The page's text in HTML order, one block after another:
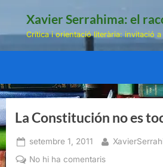
Xavier Serrahima: el
Crítica i orientació literària: invitació a
La Constitución no es
Posted
on
setembre 1, 2011 By
No hi ha comentarisa